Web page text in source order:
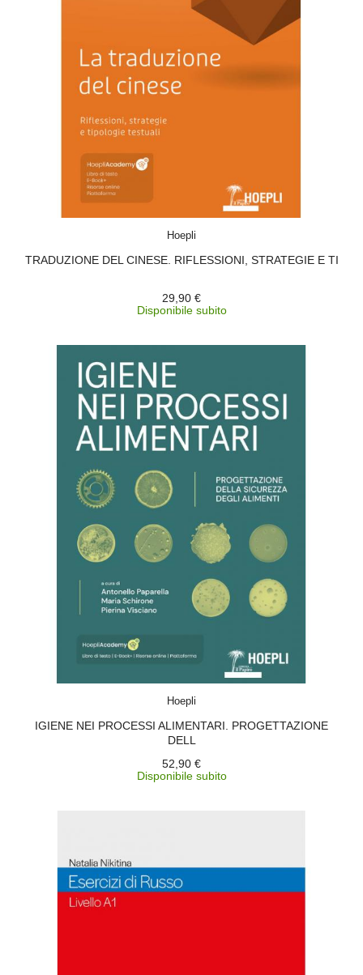
Hoepli
TRADUZIONE DEL CINESE. RIFLESSIONI, STRATEGIE E TI
29,90 €
Disponibile subito
Hoepli
IGIENE NEI PROCESSI ALIMENTARI. PROGETTAZIONE
DELL
52,90 €
Disponibile subito